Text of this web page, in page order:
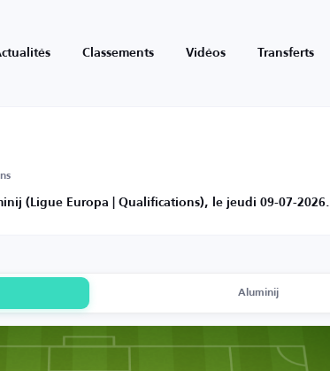
Classements Vidéos Transferts
(Ligue Europa | Qualifications), le jeudi 09-07-2026.
Aluminij